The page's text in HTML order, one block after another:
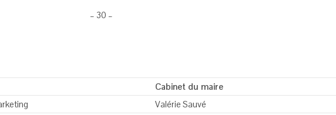
– 30 –
Cabinet du maire
Valérie Sauvé